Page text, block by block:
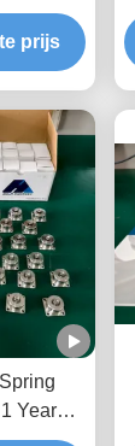
TK-6A
prijs
Year